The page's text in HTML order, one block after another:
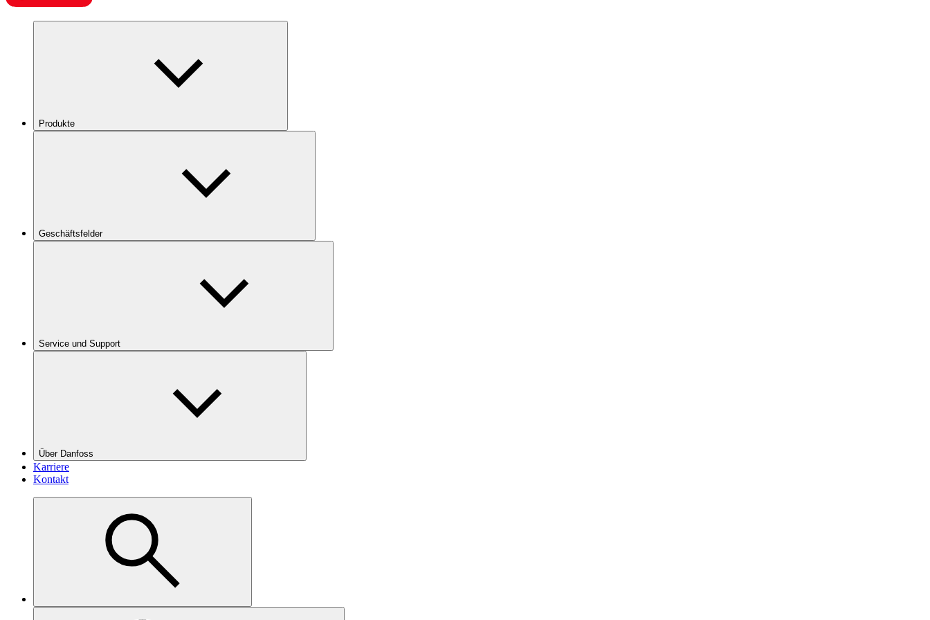
Produkte
Geschäftsfelder
Service und Support
Über Danfoss
Karriere
Kontakt